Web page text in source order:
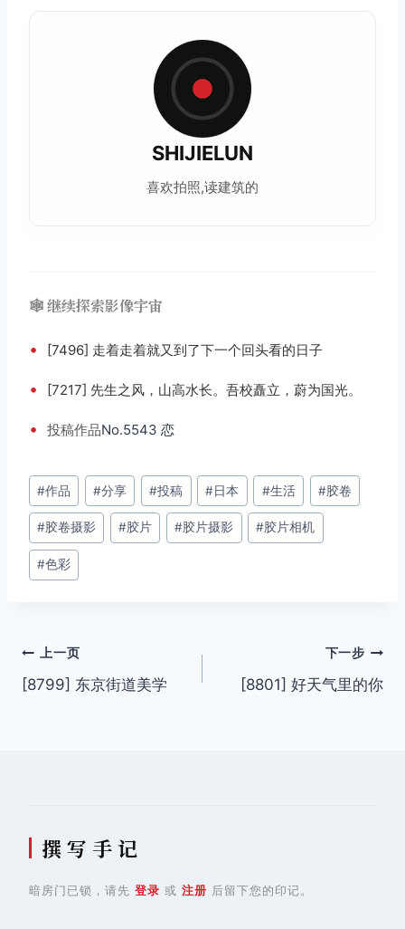
SHIJIELUN
喜欢拍照,读建筑的
🕸️ 继续探索影像宇宙
• [7496] 走着走着就又到了下一个回头看的日子
• [7217] 先生之风，山高水长。吾校矗立，蔚为国光。
• 投稿作品No.5543 恋
文
章
标
签：
#作品 #分享 #投稿 #日本 #生活 #胶卷
#胶卷摄影 #胶片 #胶片摄影 #胶片相机
#色彩
文
章
上一页
[8799] 东京街道美学
下一步
[8801] 好天气里的你
撰 写 手 记
暗房门已锁，请先 登录 或 注册 后留下您的印记。